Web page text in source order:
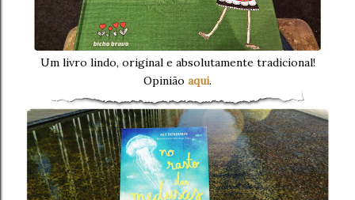
Um livro lindo, original e absolutamente tradicional!
Opinião aqui.